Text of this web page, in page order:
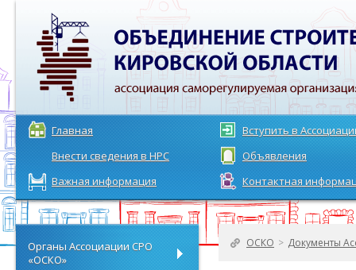
Главная
Вступить в
Внести сведения в НРС
Объявления
Важная информация
Контактная
ОСКО > Документы
Органы Ассоциации СРО
«ОСКО»